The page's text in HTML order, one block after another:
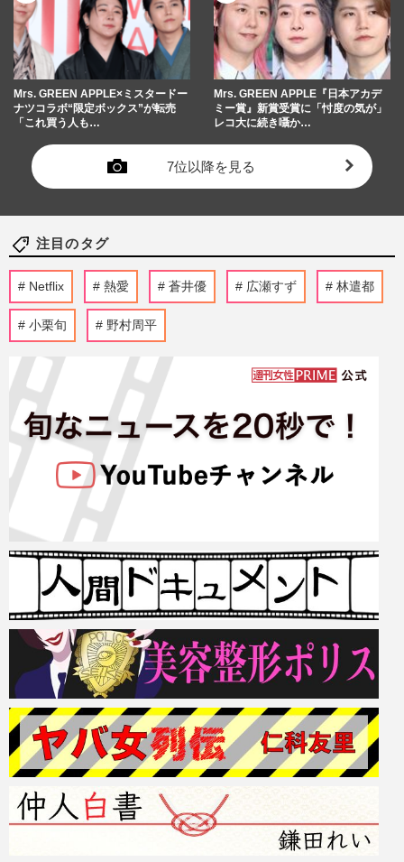
Mrs. GREEN APPLE×ミスタードー
ナツコラボ“限定ボックス”が転売
「これ買う人も…
Mrs. GREEN APPLE『日本アカデ
ミー賞』新賞受賞に「忖度の気が」
レコ大に続き囁か…
7位以降を見る
注目のタグ
Netflix 熱愛 蒼井優 広瀬すず 林遣都
小栗旬 野村周平